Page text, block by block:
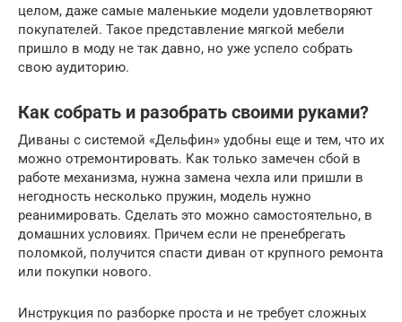
целом, даже самые маленькие модели удовлетворяют
покупателей. Такое представление мягкой мебели
пришло в моду не так давно, но уже успело собрать
свою аудиторию.
Как собрать и разобрать своими руками?
Диваны с системой «Дельфин» удобны еще и тем, что их
можно отремонтировать. Как только замечен сбой в
работе механизма, нужна замена чехла или пришли в
негодность несколько пружин, модель нужно
реанимировать. Сделать это можно самостоятельно, в
домашних условиях. Причем если не пренебрегать
поломкой, получится спасти диван от крупного ремонта
или покупки нового.
Инструкция по разборке проста и не требует сложных